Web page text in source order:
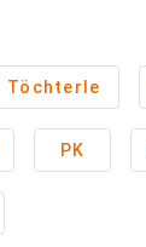
Töchterle
PK